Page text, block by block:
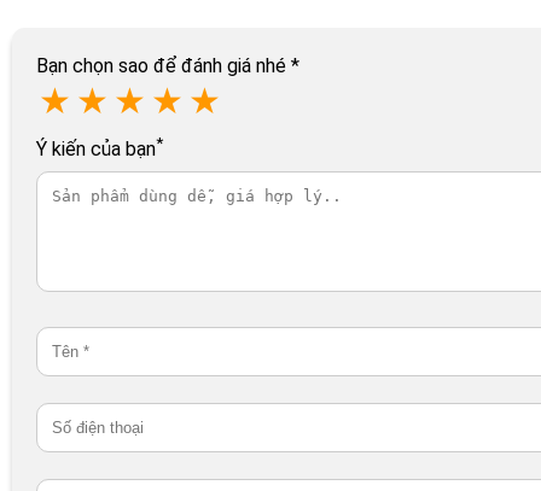
Bạn chọn sao để đánh giá nhé *
★ ★ ★ ★ ★
Ý kiến của bạn*